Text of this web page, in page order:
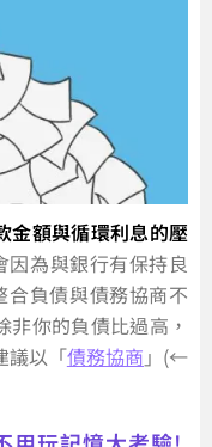
金額與循環利息的壓
因為與銀行有保持良
負債與債務協商不
你的負債比過高，
議以「債務協商 」(←